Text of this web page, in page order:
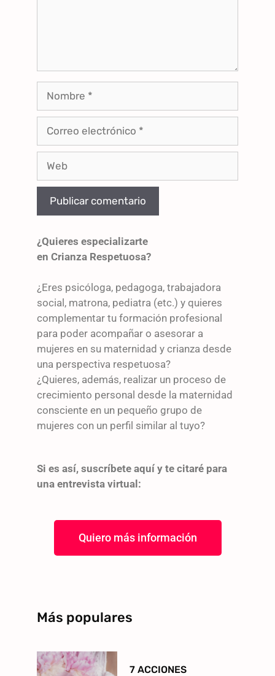
¿Quieres especializarte
en Crianza Respetuosa?
¿Eres psicóloga, pedagoga, trabajadora
social, matrona, pediatra (etc.) y quieres
complementar tu formación profesional
para poder acompañar o asesorar a
mujeres en su maternidad y crianza desde
una perspectiva respetuosa?
¿Quieres, además, realizar un proceso de
crecimiento personal desde la maternidad
consciente en un pequeño grupo de
mujeres con un perfil similar al tuyo?
Si es así, suscríbete aquí y te citaré para
una entrevista virtual:
Quiero más información
Más populares
7 ACCIONES